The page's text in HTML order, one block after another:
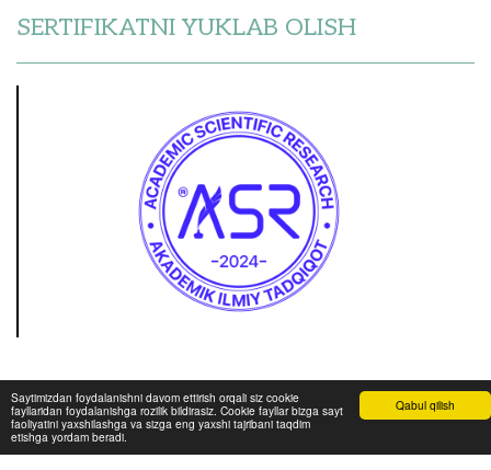
Qabul qilish
Saytimizdan foydalanishni davom ettirish orqali siz cookie
fayllaridan foydalanishga rozilik bildirasiz. Cookie fayllar bizga sayt
faoliyatini yaxshilashga va sizga eng yaxshi tajribani taqdim
etishga yordam beradi.
SERTIFIKATNI YUKLAB OLISH